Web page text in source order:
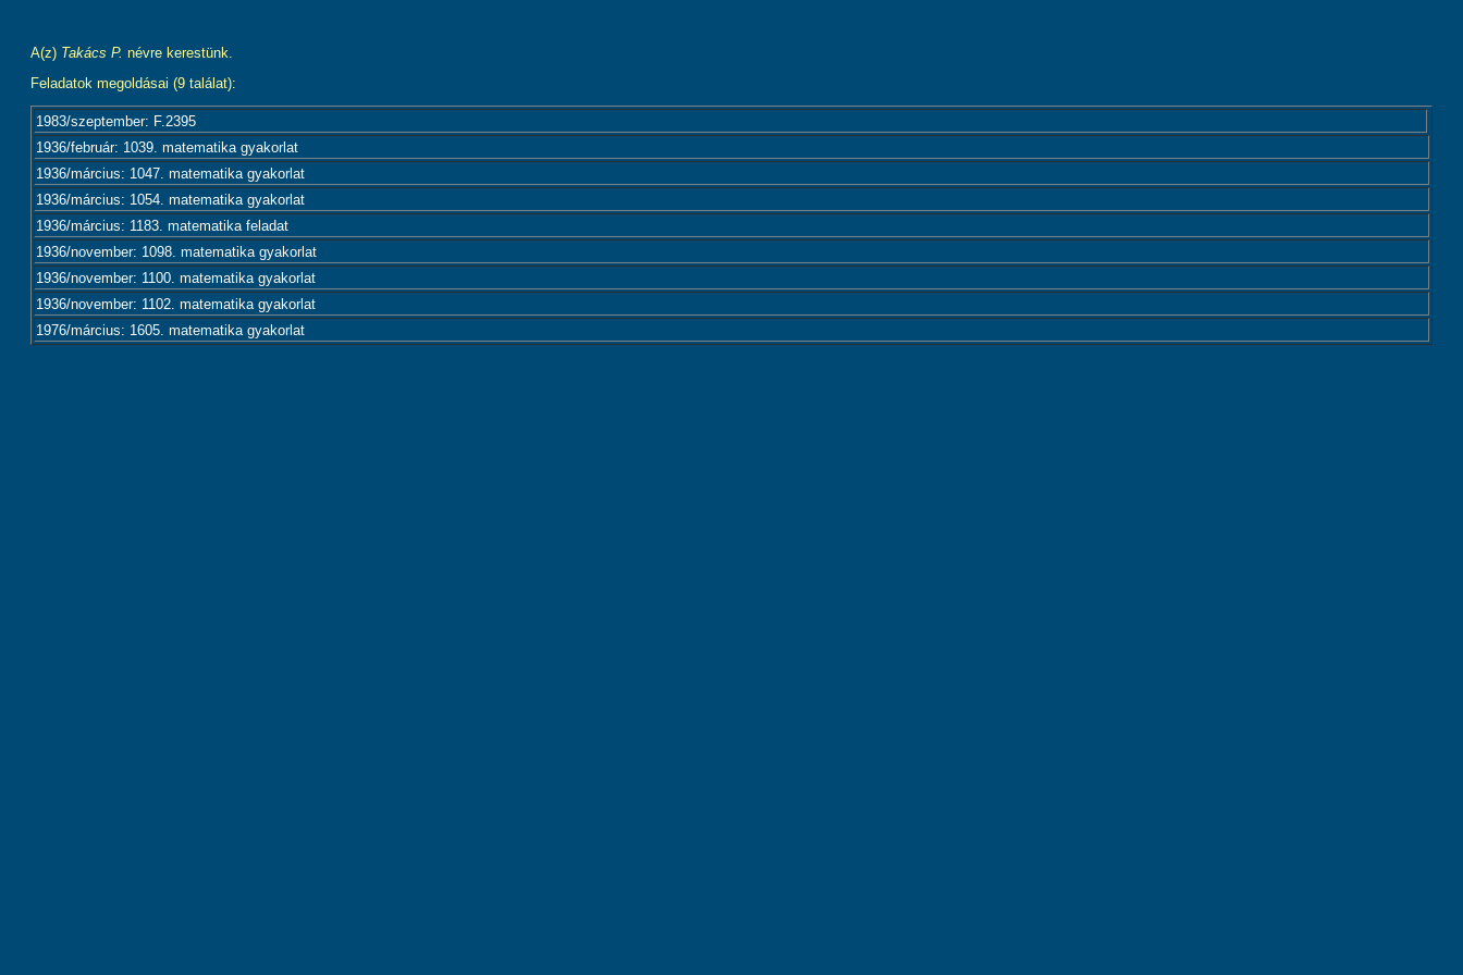
A(z) Takács P. névre kerestünk.
Feladatok megoldásai (9 találat):
1983/szeptember: F.2395
1936/február: 1039. matematika gyakorlat
1936/március: 1047. matematika gyakorlat
1936/március: 1054. matematika gyakorlat
1936/március: 1183. matematika feladat
1936/november: 1098. matematika gyakorlat
1936/november: 1100. matematika gyakorlat
1936/november: 1102. matematika gyakorlat
1976/március: 1605. matematika gyakorlat